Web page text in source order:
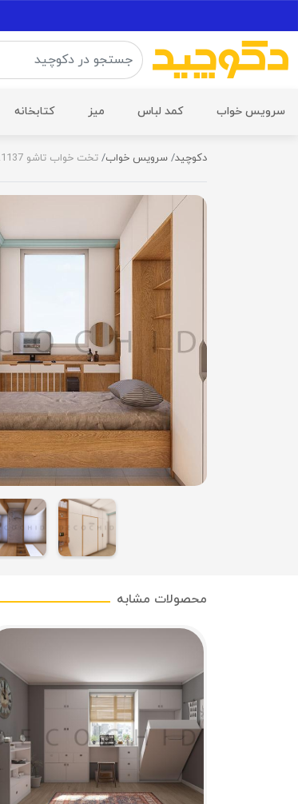
سرویس خواب کمد لباس میز کتابخانه
دکوچید سرویس خواب تخت خواب تاشو D.1137
محصولات مشابه